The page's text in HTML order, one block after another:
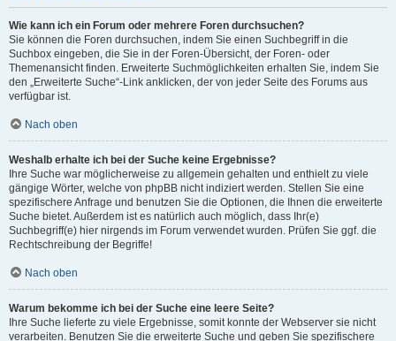
Wie kann ich ein Forum oder mehrere Foren durchsuchen?
Sie können die Foren durchsuchen, indem Sie einen Suchbegriff in die
Suchbox eingeben, die Sie in der Foren-Übersicht, der Foren- oder
Themenansicht finden. Erweiterte Suchmöglichkeiten erhalten Sie, indem Sie
den „Erweiterte Suche“-Link anklicken, der von jeder Seite des Forums aus
verfügbar ist.
Nach oben
Weshalb erhalte ich bei der Suche keine Ergebnisse?
Ihre Suche war möglicherweise zu allgemein gehalten und enthielt zu viele
gängige Wörter, welche von phpBB nicht indiziert werden. Stellen Sie eine
spezifischere Anfrage und benutzen Sie die Optionen, die Ihnen die erweiterte
Suche bietet. Außerdem ist es natürlich auch möglich, dass Ihr(e)
Suchbegriff(e) hier nirgends im Forum verwendet wurden. Prüfen Sie ggf. die
Rechtschreibung der Begriffe!
Nach oben
Warum bekomme ich bei der Suche eine leere Seite?
Ihre Suche lieferte zu viele Ergebnisse, somit konnte der Webserver sie nicht
verarbeiten. Benutzen Sie die erweiterte Suche und geben Sie spezifischere